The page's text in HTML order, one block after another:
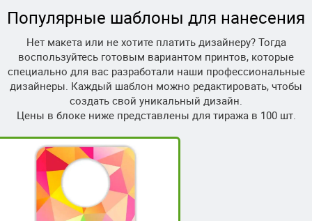
Популярные шаблоны для нанесения
Нет макета или не хотите платить дизайнеру? Тогда
воспользуйтесь готовым вариантом принтов, которые
специально для вас разработали наши профессиональные
дизайнеры. Каждый шаблон можно редактировать, чтобы
создать свой уникальный дизайн.
Цены в блоке ниже представлены для тиража в 100 шт.